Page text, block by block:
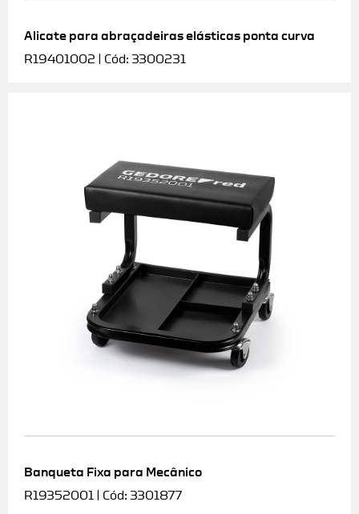
Alicate para abraçadeiras elásticas ponta curva
R19401002 | Cód: 3300231
Banqueta Fixa para Mecânico
R19352001 | Cód: 3301877